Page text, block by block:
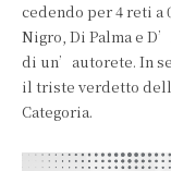
cedendo per 4 reti a
Nigro, Di Palma e
di un’autorete. In
il triste verdetto
Categoria.